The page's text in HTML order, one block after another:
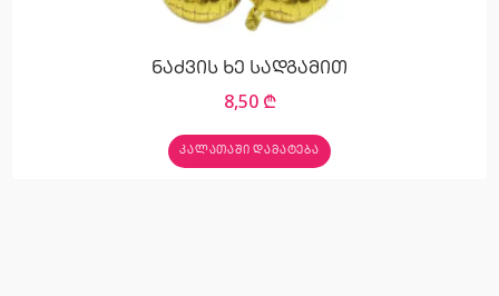
ნაძვის ხე სადგამით
8,50 ₾
ᲙᲐᲚᲐᲗᲐᲨᲘ ᲓᲐᲛᲐᲢᲔᲑᲐ